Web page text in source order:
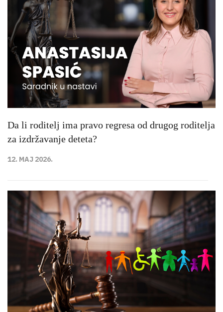
Da li roditelj ima pravo regresa od drugog roditelja
za izdržavanje deteta?
12. MAJ 2026.